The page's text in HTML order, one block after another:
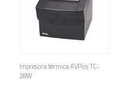
Impresora térmica AVPos TC-
28W